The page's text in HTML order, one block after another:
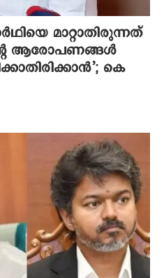
മാറ്റാതിരുന്നത്
ആരോപണങ്ങൾ
കെ